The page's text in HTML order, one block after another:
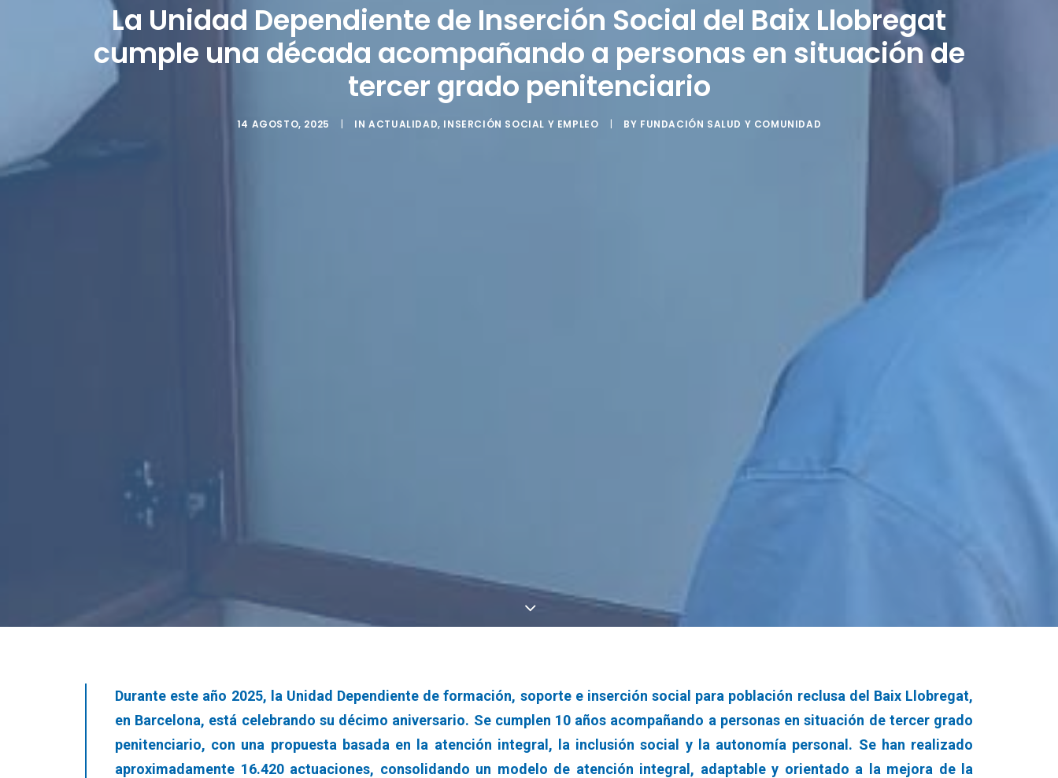
La Unidad Dependiente de Inserción Social del Baix Llobregat
cumple una década acompañando a personas en situación de
tercer grado penitenciario
14 AGOSTO, 2025 | INACTUALIDAD, INSERCIÓN SOCIAL Y EMPLEO | BY FUNDACIÓN SALUD Y COMUNIDAD
Durante este año 2025, la Unidad Dependiente de formación, soporte e inserción social para población reclusa del Baix Llobregat,
en Barcelona, está celebrando su décimo aniversario. Se cumplen 10 años acompañando a personas en situación de tercer grado
penitenciario, con una propuesta basada en la atención integral, la inclusión social y la autonomía personal. Se han realizado
aproximadamente 16.420 actuaciones, consolidando un modelo de atención integral, adaptable y orientado a la mejora de la